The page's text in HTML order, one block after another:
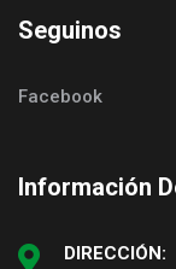
Seguinos
Facebook
Información
DIRECCIÓN: